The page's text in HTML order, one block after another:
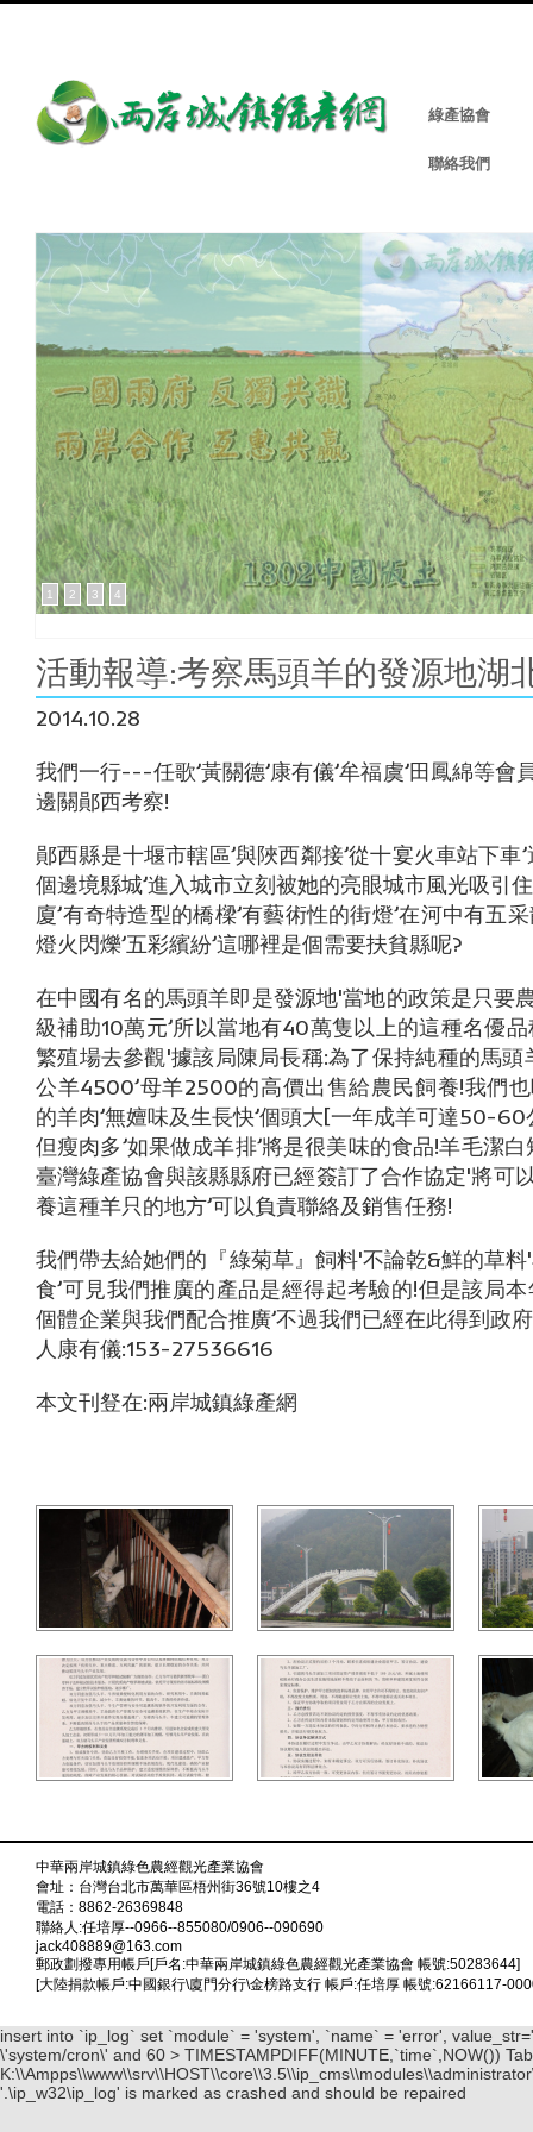
綠產協會
聯絡我們
1 2 3 4
活動報導:考察馬頭羊的發源地湖
2014.10.28
我們一行---任歌’黃關德’康有儀’牟福虞’田鳳綿等會
邊關鄖西考察!
鄖西縣是十堰市轄區’與陜西鄰接’從十宴火車站下車
個邊境縣城’進入城市立刻被她的亮眼城市風光吸引
廈’有奇特造型的橋樑’有藝術性的街燈’在河中有五
燈火閃爍’五彩繽紛’這哪裡是個需要扶貧縣呢?
在中國有名的馬頭羊即是發源地'當地的政策是只要
級補助10萬元’所以當地有40萬隻以上的這種名優
繁殖場去參觀'據該局陳局長稱:為了保持純種的馬頭
公羊4500’母羊2500的高價出售給農民飼養!我們
的羊肉’無嬗味及生長快’個頭大[一年成羊可達50-
但瘦肉多’如果做成羊排’將是很美味的食品!羊毛潔
臺灣綠產協會與該縣縣府已經簽訂了合作協定'將可
養這種羊只的地方’可以負責聯絡及銷售任務!
我們帶去給她們的『綠菊草』飼料'不論乾&鮮的草
食’可見我們推廣的產品是經得起考驗的!但是該局
個體企業與我們配合推廣’不過我們已經在此得到政
人康有儀:153-27536616
本文刊豋在:兩岸城鎮綠產網
中華兩岸城鎮綠色農經觀光產業協會
會址：台灣台北市萬華區梧州街36號10樓之4
電話：8862-26369848
聯絡人:任培厚--0966--855080/0906--090690
jack408889@163.com
郵政劃撥專用帳戶[戶名:中華兩岸城鎮綠色農經觀光產業協會 帳號:50283644]
[大陸捐款帳戶:中國銀行\廈門分行\金榜路支行 帳戶:任培厚 帳號:62166117-
insert into `ip_log` set `module` = 'system', `name` = 'error',
\'system/cron\' and 60 > TIMESTAMPDIFF(MINUTE,`time`,NOW())
'.\ip_w32\ip_log' is marked as crashed and should be repaired